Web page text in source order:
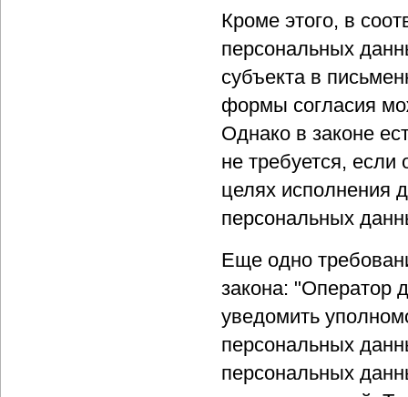
Кроме этого, в
персональных
субъекта в
формы согласия
Однако в законе
не требуется,
целях исполнения
персональных
Еще одно
закона: "Оператор
уведомить
персональных
персональных